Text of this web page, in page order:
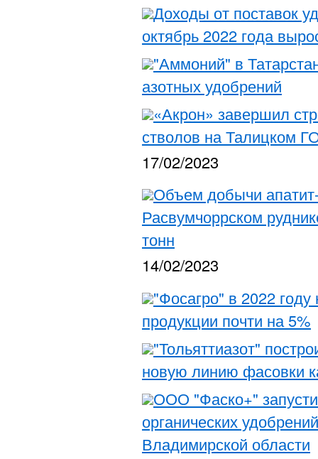
Доходы от поставок
октябрь 2022 года
"Аммоний" в
азотных удобрений
«Акрон» завершил
стволов на Талицком
17/02/2023
Объем добычи
Расвумчоррском
тонн
14/02/2023
"Фосагро" в 2022
продукции почти на 5%
"Тольяттиазот"
новую линию фасовки
ООО "Фаско+"
органических
Владимирской области